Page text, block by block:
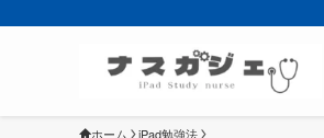
ホーム iPad勉強法